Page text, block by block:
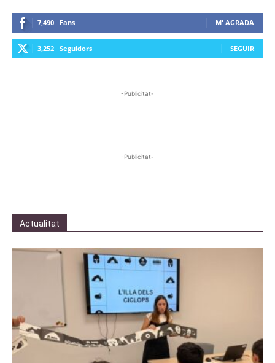
7,490 Fans M' AGRADA
3,252 Seguidors SEGUIR
-Publicitat-
-Publicitat-
Actualitat